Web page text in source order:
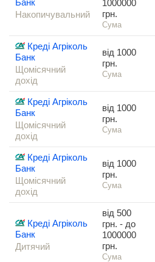
Банк
Накопичувальний
1000000
грн.
Сума
Креді Агріколь
Банк
Щомісячний
дохід
від 1000
грн.
Сума
Креді Агріколь
Банк
Щомісячний
дохід
від 1000
грн.
Сума
Креді Агріколь
Банк
Щомісячний
дохід
від 1000
грн.
Сума
Креді Агріколь
Банк
Дитячий
від 500
грн. - до
1000000
грн.
Сума